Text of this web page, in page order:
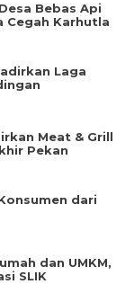
Bebas Api
Cegah Karhutla
Laga
Meat & Grill
Pekan
dari
dan UMKM,
SLIK